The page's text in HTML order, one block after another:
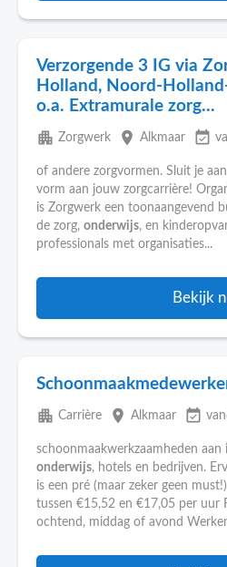
Verzorgende 3 IG via
Holland, Noord-
o.a. Extramurale zorg...
apartment Zorgwerk place Alkmaar event_available
of andere zorgvormen. Sluit je
vorm aan jouw zorgcarrière!
is Zorgwerk een toonaangevend
de zorg, onderwijs, en
professionals met organisaties...
Bekijk
apartment Carrière place Alkmaar event_available
schoonmaakwerkzaamheden aan
onderwijs, hotels en bedrijven.
is een pré (maar zeker geen
tussen €15,52 en €17,05 per uur
ochtend, middag of avond